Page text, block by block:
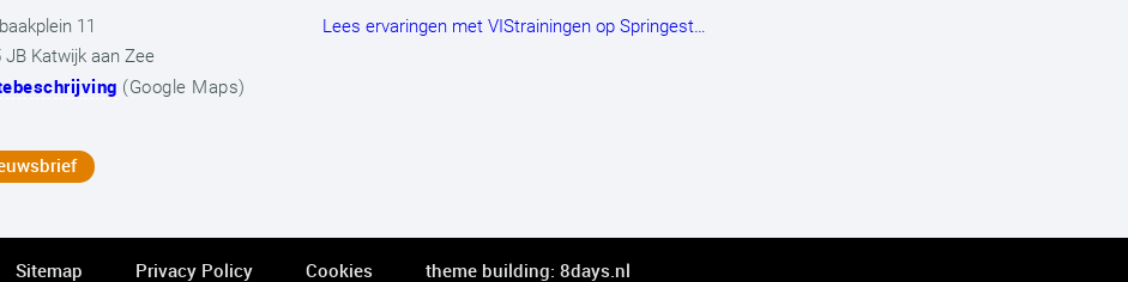
11
JB Katwijk aan Zee
(Google Maps)
Lees ervaringen met VIStrainingen op Springest…
Sitemap Privacy Policy Cookies theme building: 8days.nl